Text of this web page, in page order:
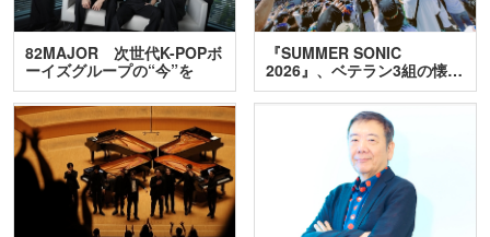
82MAJOR 次世代K-POPボ
ーイズグループの“今”を
訊…
『SUMMER SONIC
2026』、ベテラン3組の懐…